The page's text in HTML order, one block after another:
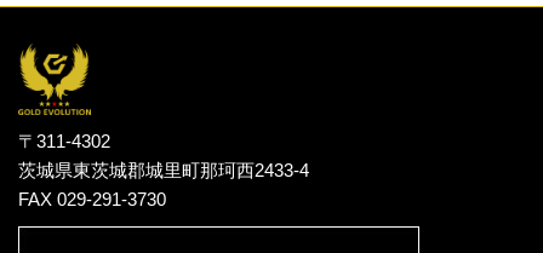
〒311-4302
茨城県東茨城郡城里町那珂西2433-4
FAX 029-291-3730